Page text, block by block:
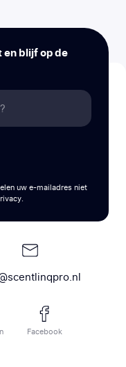
en blijf op de
uw e-mailadres niet
Facebook